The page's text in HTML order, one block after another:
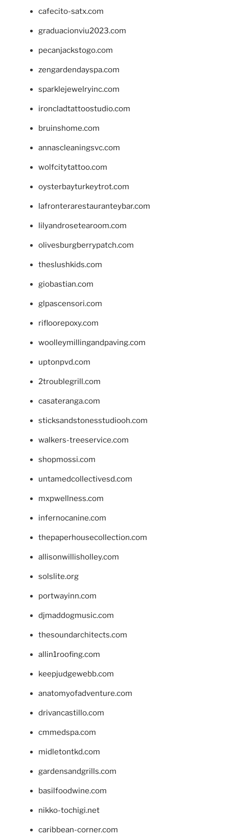
cafecito-satx.com
graduacionviu2023.com
pecanjackstogo.com
zengardendayspa.com
sparklejewelryinc.com
ironcladtattoostudio.com
bruinshome.com
annascleaningsvc.com
wolfcitytattoo.com
oysterbayturkeytrot.com
lafronterarestauranteybar.com
lilyandrosetearoom.com
olivesburgberrypatch.com
theslushkids.com
giobastian.com
glpascensori.com
rifloorepoxy.com
woolleymillingandpaving.com
uptonpvd.com
2troublegrill.com
casateranga.com
sticksandstonesstudiooh.com
walkers-treeservice.com
shopmossi.com
untamedcollectivesd.com
mxpwellness.com
infernocanine.com
thepaperhousecollection.com
allisonwillisholley.com
solslite.org
portwayinn.com
djmaddogmusic.com
thesoundarchitects.com
allin1roofing.com
keepjudgewebb.com
anatomyofadventure.com
drivancastillo.com
cmmedspa.com
midletontkd.com
gardensandgrills.com
basilfoodwine.com
nikko-tochigi.net
caribbean-corner.com